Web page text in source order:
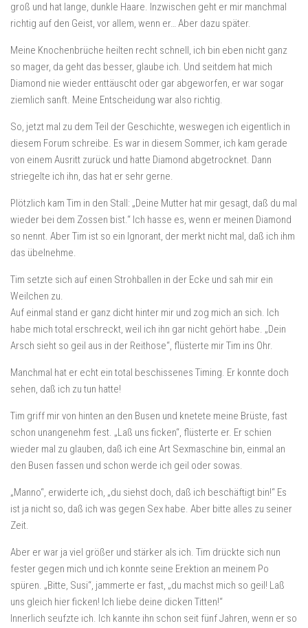
groß und hat lange, dunkle Haare. Inzwischen geht er mir manchmal
richtig auf den Geist, vor allem, wenn er… Aber dazu später.
Meine Knochenbrüche heilten recht schnell, ich bin eben nicht ganz
so mager, da geht das besser, glaube ich. Und seitdem hat mich
Diamond nie wieder enttäuscht oder gar abgeworfen, er war sogar
ziemlich sanft. Meine Entscheidung war also richtig.
So, jetzt mal zu dem Teil der Geschichte, weswegen ich eigentlich in
diesem Forum schreibe. Es war in diesem Sommer, ich kam gerade
von einem Ausritt zurück und hatte Diamond abgetrocknet. Dann
striegelte ich ihn, das hat er sehr gerne.
Plötzlich kam Tim in den Stall: „Deine Mutter hat mir gesagt, daß du mal
wieder bei dem Zossen bist.“ Ich hasse es, wenn er meinen Diamond
so nennt. Aber Tim ist so ein Ignorant, der merkt nicht mal, daß ich ihm
das übelnehme.
Tim setzte sich auf einen Strohballen in der Ecke und sah mir ein
Weilchen zu.
Auf einmal stand er ganz dicht hinter mir und zog mich an sich. Ich
habe mich total erschreckt, weil ich ihn gar nicht gehört habe. „Dein
Arsch sieht so geil aus in der Reithose“, flüsterte mir Tim ins Ohr.
Manchmal hat er echt ein total beschissenes Timing. Er konnte doch
sehen, daß ich zu tun hatte!
Tim griff mir von hinten an den Busen und knetete meine Brüste, fast
schon unangenehm fest. „Laß uns ficken“, flüsterte er. Er schien
wieder mal zu glauben, daß ich eine Art Sexmaschine bin, einmal an
den Busen fassen und schon werde ich geil oder sowas.
„Manno“, erwiderte ich, „du siehst doch, daß ich beschäftigt bin!“ Es
ist ja nicht so, daß ich was gegen Sex habe. Aber bitte alles zu seiner
Zeit.
Aber er war ja viel größer und stärker als ich. Tim drückte sich nun
fester gegen mich und ich konnte seine Erektion an meinem Po
spüren. „Bitte, Susi“, jammerte er fast, „du machst mich so geil! Laß
uns gleich hier ficken! Ich liebe deine dicken Titten!“
Innerlich seufzte ich. Ich kannte ihn schon seit fünf Jahren, wenn er so